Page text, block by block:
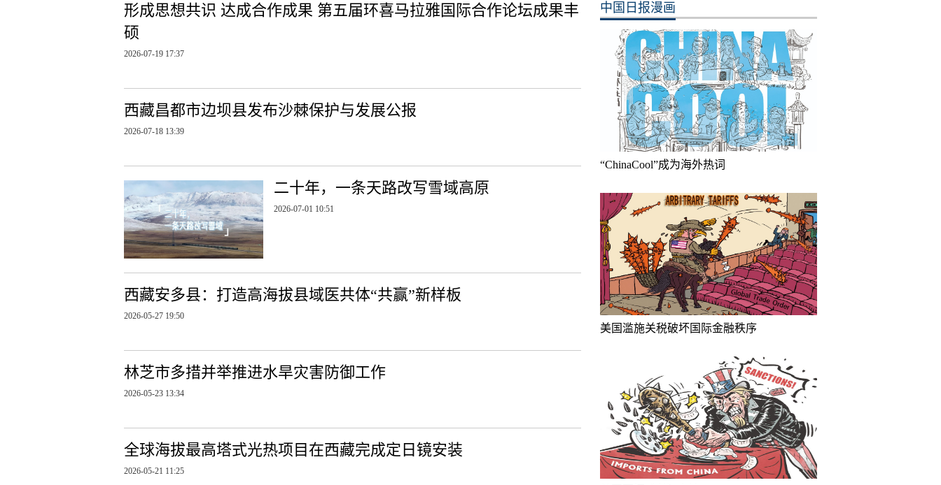
形成思想共识 达成合作成果 第五届环喜马拉雅国际合作论坛成果丰
硕
2026-07-19 17:37
西藏昌都市边坝县发布沙棘保护与发展公报
2026-07-18 13:39
二十年，一条天路改写雪域高原
2026-07-01 10:51
西藏安多县：打造高海拔县域医共体“共赢”新样板
2026-05-27 19:50
林芝市多措并举推进水旱灾害防御工作
2026-05-23 13:34
全球海拔最高塔式光热项目在西藏完成定日镜安装
2026-05-21 11:25
中国日报漫画
“ChinaCool”成为海外热词
美国滥施关税破坏国际金融秩序